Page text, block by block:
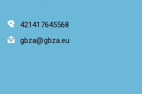
421417645568
gbza@gbza.eu